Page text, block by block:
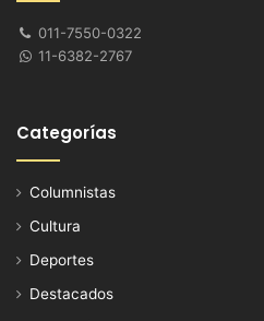
011-7550-0322
11-6382-2767
Categorías
Columnistas
Cultura
Deportes
Destacados